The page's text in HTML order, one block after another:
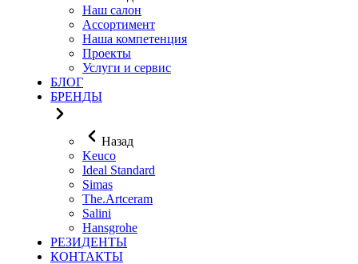
Наш салон
Ассортимент
Наша компетенция
Проекты
Услуги и сервис
БЛОГ
БРЕНДЫ
Назад
Keuco
Ideal Standard
Simas
The.Artceram
Salini
Hansgrohe
РЕЗИДЕНТЫ
КОНТАКТЫ